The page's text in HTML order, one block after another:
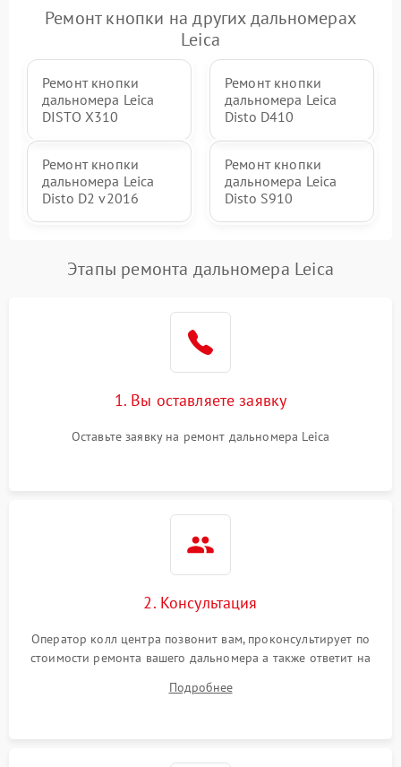
Ремонт кнопки на других дальномерах
Leica
Ремонт кнопки
дальномера Leica
DISTO X310
Ремонт кнопки
дальномера Leica
Disto D410
Ремонт кнопки
дальномера Leica
Disto D2 v2016
Ремонт кнопки
дальномера Leica
Disto S910
Этапы ремонта дальномера Leica
1. Вы оставляете заявку
Оставьте заявку на ремонт дальномера Leica
2. Консультация
Оператор колл центра позвонит вам, проконсультирует по
стоимости ремонта вашего дальномера а также ответит на
Подробнее